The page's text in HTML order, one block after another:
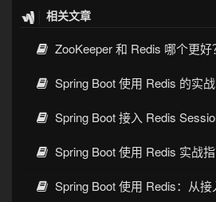
相关文章
ZooKeeper 和 Redis 哪个更好？从分布式协调和
Spring Boot 使用 Redis 的实战写法：配置、缓存
Spring Boot 接入 Redis
Spring Boot 使用 Redis 实战
Spring Boot 使用 Redis：从接入配置